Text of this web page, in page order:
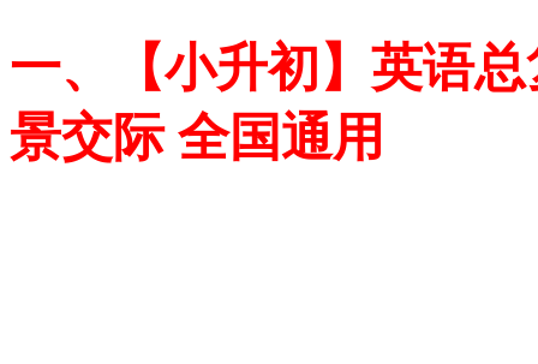
一、【小升初】英语
景交际 全国通用